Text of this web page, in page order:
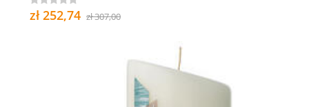
zł 252,74 zł 307,00